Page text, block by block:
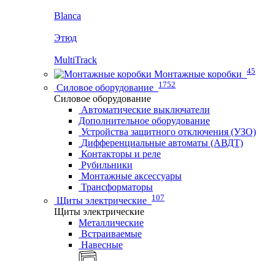
Blanca
Этюд
MultiTrack
Монтажные коробки 45
Силовое оборудование 1752
Силовое оборудование
Автоматические выключатели
Дополнительное оборудование
Устройства защитного отключения (УЗО)
Дифференциальные автоматы (АВДТ)
Контакторы и реле
Рубильники
Монтажные аксессуары
Трансформаторы
Щиты электрические 107
Щиты электрические
Металлические
Встраиваемые
Навесные